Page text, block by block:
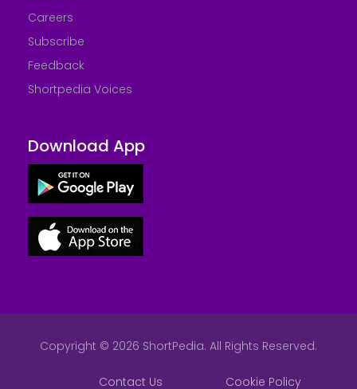
Careers
Subscribe
Feedback
Shortpedia Voices
Download App
Copyright © 2026 ShortPedia. All Rights Reserved.
Contact Us Cookie Policy